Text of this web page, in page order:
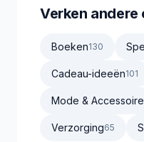
Verken andere
Boeken130
Cadeau-ideeën101
Mode &
Verzorging65